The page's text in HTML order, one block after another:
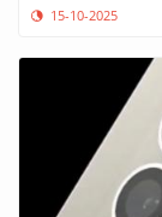
15-10-2025